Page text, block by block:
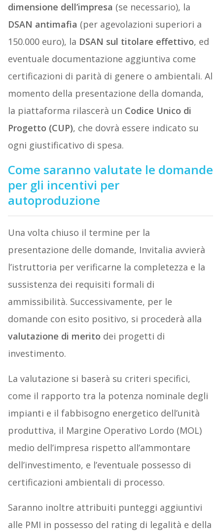
dimensione dell’impresa (se necessario), la
DSAN antimafia (per agevolazioni superiori a
150.000 euro), la DSAN sul titolare effettivo, ed
eventuale documentazione aggiuntiva come
certificazioni di parità di genere o ambientali. Al
momento della presentazione della domanda,
la piattaforma rilascerà un Codice Unico di
Progetto (CUP), che dovrà essere indicato su
ogni giustificativo di spesa.
Come saranno valutate le domande
per gli incentivi per
autoproduzione
Una volta chiuso il termine per la
presentazione delle domande, Invitalia avvierà
l’istruttoria per verificarne la completezza e la
sussistenza dei requisiti formali di
ammissibilità. Successivamente, per le
domande con esito positivo, si procederà alla
valutazione di merito dei progetti di
investimento.
La valutazione si baserà su criteri specifici,
come il rapporto tra la potenza nominale degli
impianti e il fabbisogno energetico dell’unità
produttiva, il Margine Operativo Lordo (MOL)
medio dell’impresa rispetto all’ammontare
dell’investimento, e l’eventuale possesso di
certificazioni ambientali di processo.
Saranno inoltre attribuiti punteggi aggiuntivi
alle PMI in possesso del rating di legalità e della